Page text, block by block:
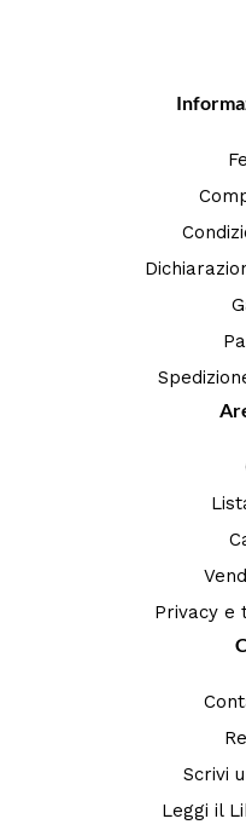
Privacy e
Scrivi
Leggi il